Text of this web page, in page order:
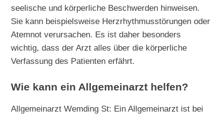
seelische und körperliche Beschwerden hinweisen.
Sie kann beispielsweise Herzrhythmusstörungen oder
Atemnot verursachen. Es ist daher besonders
wichtig, dass der Arzt alles über die körperliche
Verfassung des Patienten erfährt.
Wie kann ein Allgemeinarzt helfen?
Allgemeinarzt Wemding St: Ein Allgemeinarzt ist bei